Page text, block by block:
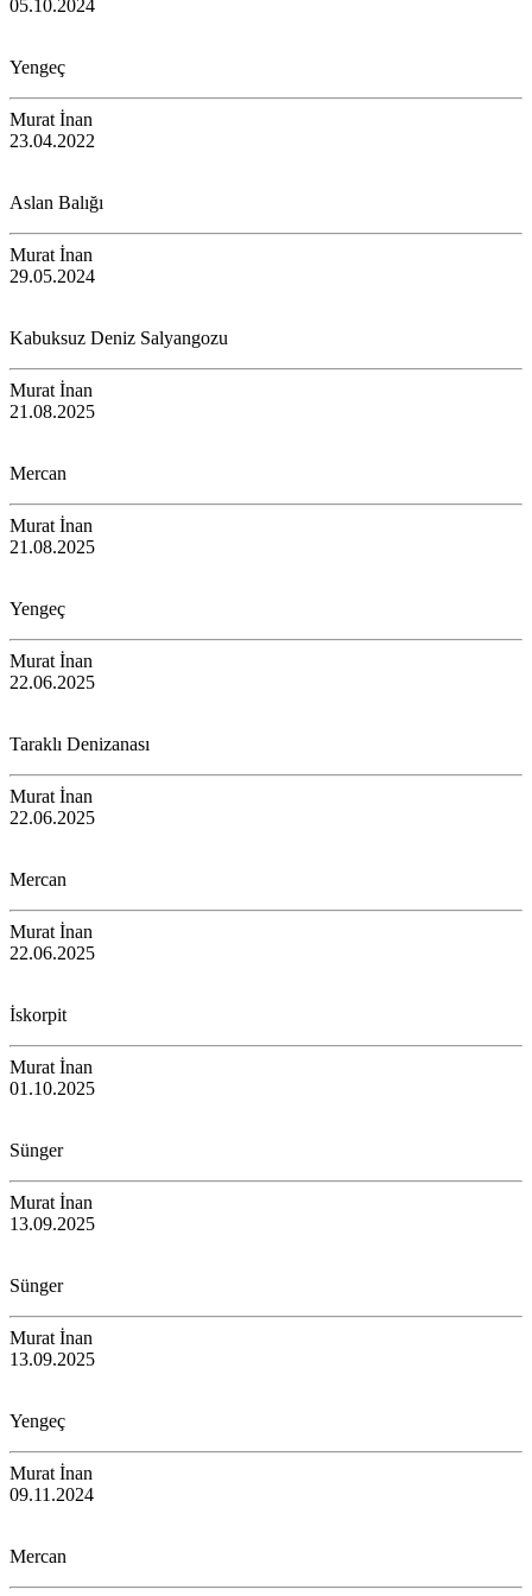
05.10.2024
Yengeç
Murat İnan
23.04.2022
Aslan Balığı
Murat İnan
29.05.2024
Kabuksuz Deniz Salyangozu
Murat İnan
21.08.2025
Mercan
Murat İnan
21.08.2025
Yengeç
Murat İnan
22.06.2025
Taraklı Denizanası
Murat İnan
22.06.2025
Mercan
Murat İnan
22.06.2025
İskorpit
Murat İnan
01.10.2025
Sünger
Murat İnan
13.09.2025
Sünger
Murat İnan
13.09.2025
Yengeç
Murat İnan
09.11.2024
Mercan